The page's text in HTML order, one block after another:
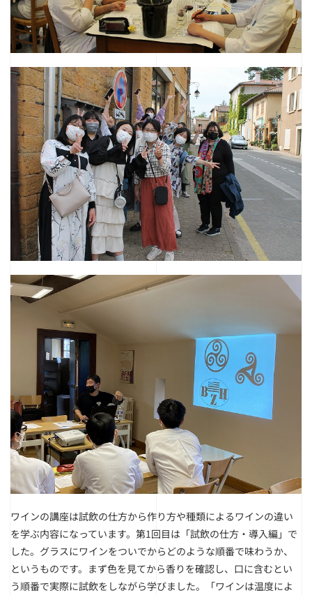
ワインの講座は試飲の仕方から作り方や種類によるワインの違い
を学ぶ内容になっています。第1回目は「試飲の仕方・導入編」で
した。グラスにワインをついでからどのような順番で味わうか、
というものです。まず色を見てから香りを確認し、口に含むとい
う順番で実際に試飲をしながら学びました。「ワインは温度によ